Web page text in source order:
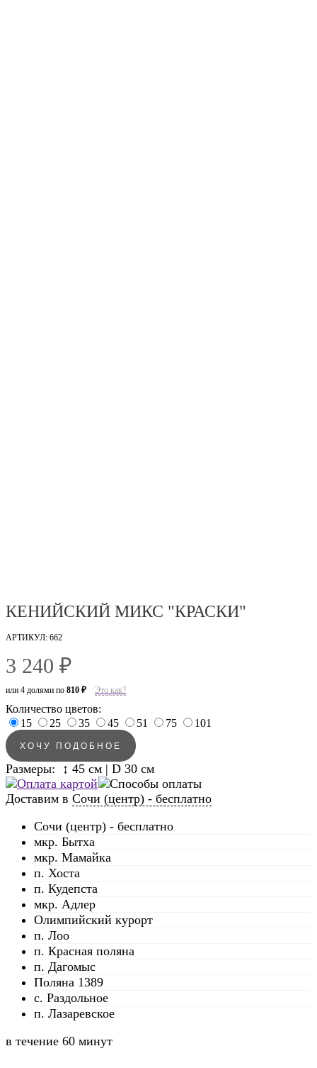
КЕНИЙСКИЙ МИКС "КРАСКИ"
АРТИКУЛ: 662
3 240 ₽
или 4 долями по 810 ₽ Это как?
Количество цветов:
15
25 35 45 51 75 101
ХОЧУ ПОДОБНОЕ
Размеры: ↕ 45 см | D 30 см
Доставим в Сочи (центр) - бесплатно
Сочи (центр) - бесплатно
мкр. Бытха
мкр. Мамайка
п. Хоста
п. Кудепста
мкр. Адлер
Олимпийский курорт
п. Лоо
п. Красная поляна
п. Дагомыс
Поляна 1389
с. Раздольное
п. Лазаревское
в течение 60 минут